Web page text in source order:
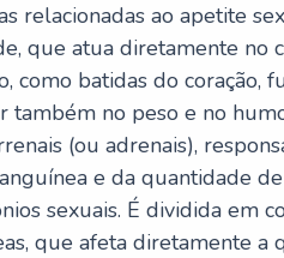
relacionadas ao apetite
que atua diretamente no
como batidas do coração,
também no peso e no
(ou adrenais),
e da quantidade
sexuais. É dividida em
que afeta diretamente